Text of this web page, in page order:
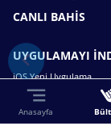
CANLI BAHİS
UYGULAMAYI
iOS Yeni Uygulama
Anasayfa